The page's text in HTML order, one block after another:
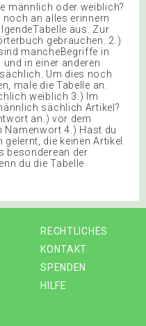
männlich oder weiblich?
an alles erinnern
aus. Zur
gebrauchen. 2.)
mancheBegriffe in
in einer anderen
Um dies noch
male die Tabelle an.
weiblich 3.) Im
sächlich Artikel?
an.) vor dem
Namenwort 4.) Hast du
die keinen Artikel
besonderean der
du die Tabelle
RECHTLICHES
KONTAKT
SPENDEN
HILFE